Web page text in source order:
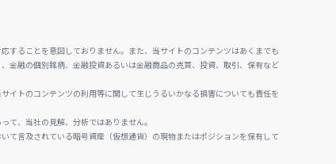
することを意図しておりません。また、当サイトのコンテンツはあくまでも
金融の個別銘柄、金融投資あるいは金融商品の売買、投資、取引、保有など
イトのコンテンツの利用等に関して生じうるいかなる損害についても責任を
て、当社の見解、分析ではありません。
て言及されている暗号資産（仮想通貨）の現物またはポジションを保有して